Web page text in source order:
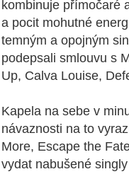
kombinuje přímočaré
a pocit mohutné
temným a opojným
podepsali smlouvu s
Up, Calva Louise,
Kapela na sebe v
návaznosti na to
More, Escape the
vydat nabušené